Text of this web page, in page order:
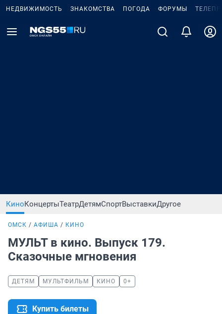
НЕДВИЖИМОСТЬ ЗНАКОМСТВА ПОГОДА ФОРУМЫ
КиноКонцертыТеатрДетямСпортВыставкиДругое
ОМСК АФИША КИНО
МУЛЬТ в кино. Выпуск 179.
Сказочные мгновения
ДЕТЯМ МУЛЬТФИЛЬМ КИНО 0+
Купить билеты